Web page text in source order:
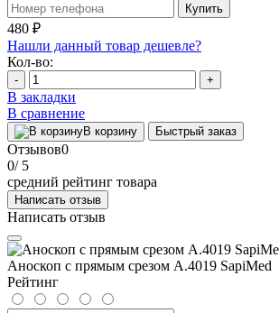
Купить
480 ₽
Нашли данный товар дешевле?
Кол-во:
- +
В закладки
В сравнение
В корзину Быстрый заказ
Отзывов0
0/ 5
средний рейтинг товара
Написать отзыв
Написать отзыв
Аноскоп с прямым срезом А.4019 SapiMed
Рейтинг